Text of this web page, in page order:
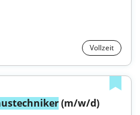
Vollzeit
(m/w/d)